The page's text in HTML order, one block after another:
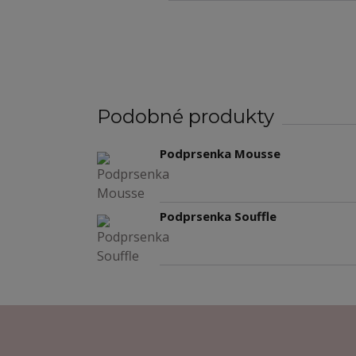
Podobné produkty
Podprsenka Mousse
Podprsenka Souffle